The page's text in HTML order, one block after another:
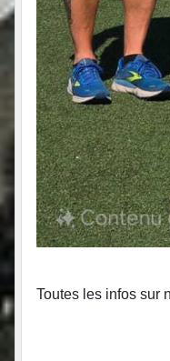
Toutes les infos sur